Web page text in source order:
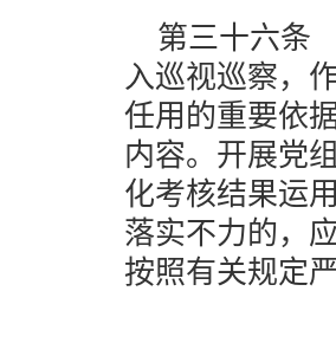
第三十六条
入巡视巡察，
任用的重要依
内容。开展党
化考核结果运
落实不力的，
按照有关规定